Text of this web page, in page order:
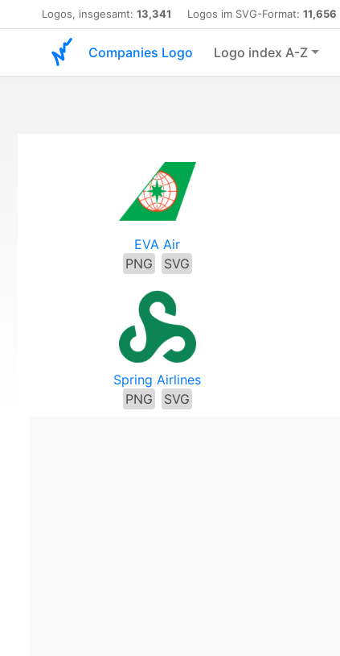
Logos, insgesamt: 13,341 Logos im SVG-Format: 11,656
Companies Logo Logo index A-Z
EVA Air
PNG
SVG
Spring Airlines
PNG
SVG